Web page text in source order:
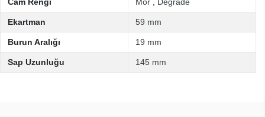
Ekartman 59 mm
Burun Aralığı 19 mm
Sap Uzunluğu 145 mm